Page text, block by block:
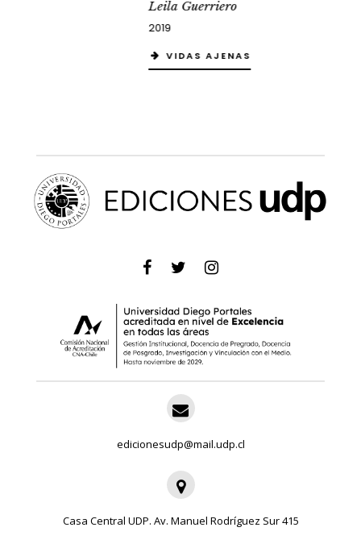
VIDAS AJENAS
edicionesudp@mail.udp.cl
Casa Central UDP. Av. Manuel Rodríguez Sur 415